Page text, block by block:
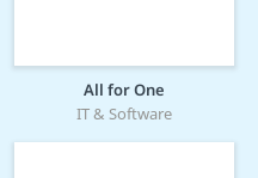
All for One
IT & Software